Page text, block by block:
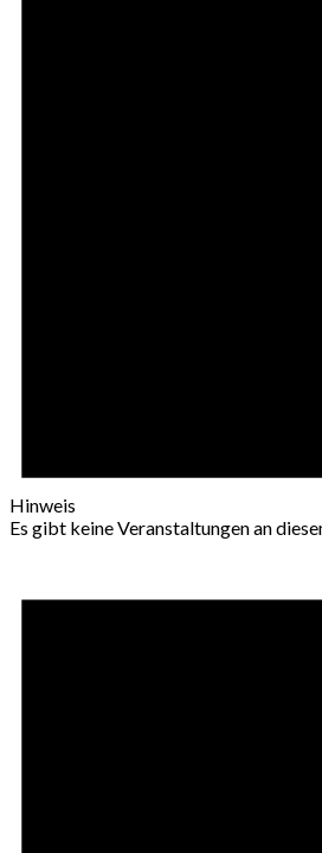
Hinweis
Es gibt keine Veranstaltungen an